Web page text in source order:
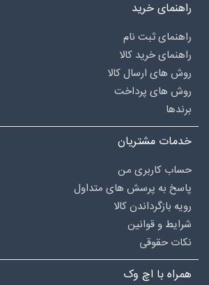
راهنمای خرید
راهنمای ثبت نام
راهنمای خرید کالا
روش های ارسال کالا
روش های پرداخت
برندها
خدمات مشتریان
حساب کاربری من
پاسخ به پرسش های متداول
رویه بازگرداندن کالا
شرایط و قوانین
نکات حقوقی
همراه با اچ وک